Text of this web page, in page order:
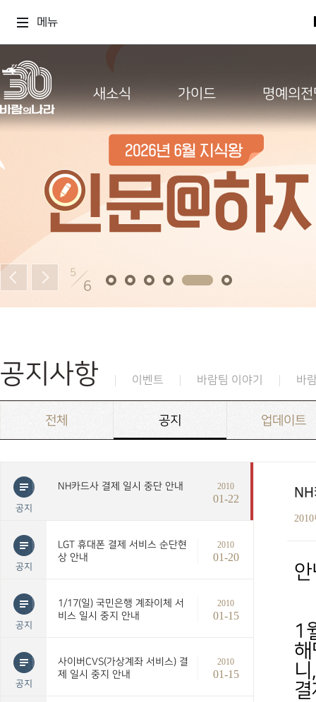
메뉴
새소식 가이드 명예의
5
6
공지사항 이벤트 바람팀 이야기 바
전체 공지 업데이트
공지
NH카드사 결제 일시 중단 안내 2010
01-22
공지
LGT 휴대폰 결제 서비스 순단현
상 안내
2010
01-20
공지
1/17(일) 국민은행 계좌이체 서
비스 일시 중지 안내
2010
01-15
공지
사이버CVS(가상계좌 서비스) 결
제 일시 중지 안내
2010
01-15
1